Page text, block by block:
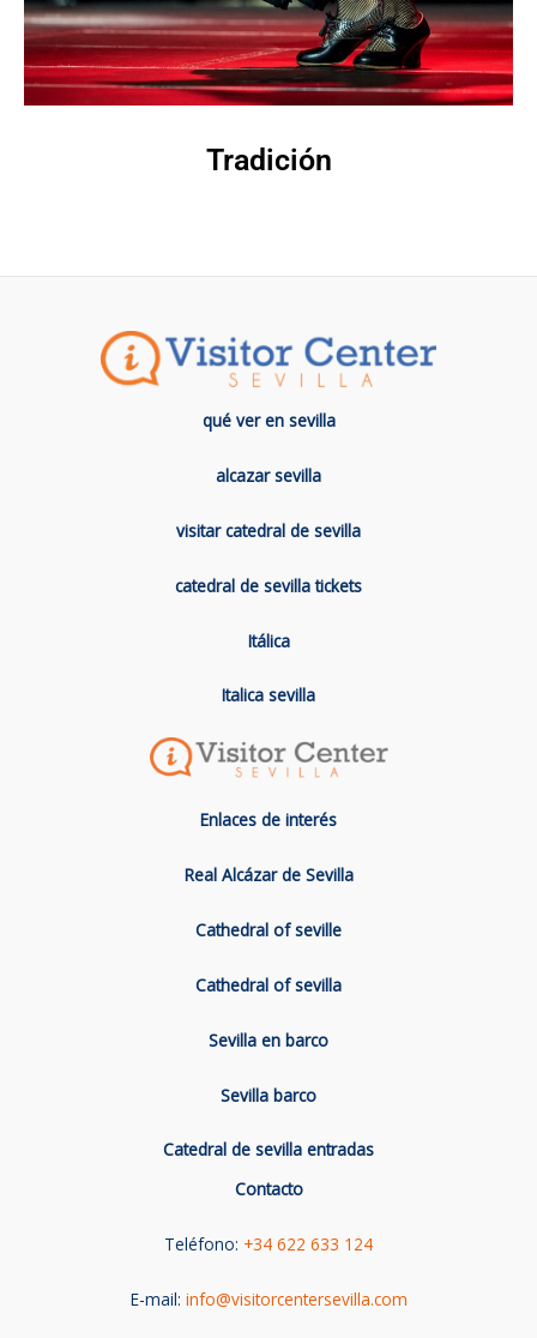
Tradición
qué ver en sevilla
alcazar sevilla
visitar catedral de sevilla
catedral de sevilla tickets
Itálica
Italica sevilla
Enlaces de interés
Real Alcázar de Sevilla
Cathedral of seville
Cathedral of sevilla
Sevilla en barco
Sevilla barco
Catedral de sevilla entradas
Contacto
Teléfono: +34 622 633 124
E-mail: info@visitorcentersevilla.com